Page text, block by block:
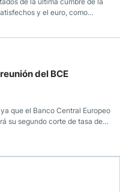
y el euro, como
frente al dólar de EE.UU
del BCE
que el Banco Central Europeo
su segundo corte de tasa de